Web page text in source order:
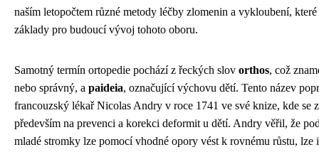
naším letopočtem různé metody léčby zlomenin a vykloubení,
základy pro budoucí vývoj tohoto oboru.
Samotný termín ortopedie pochází z řeckých slov orthos, což
nebo správný, a paideia, označující výchovu dětí. Tento název
francouzský lékař Nicolas Andry v roce 1741 ve své knize, kde se
především na prevenci a korekci deformit u dětí. Andry věřil, že
mladé stromky lze pomocí vhodné opory vést k rovnému růstu, lze